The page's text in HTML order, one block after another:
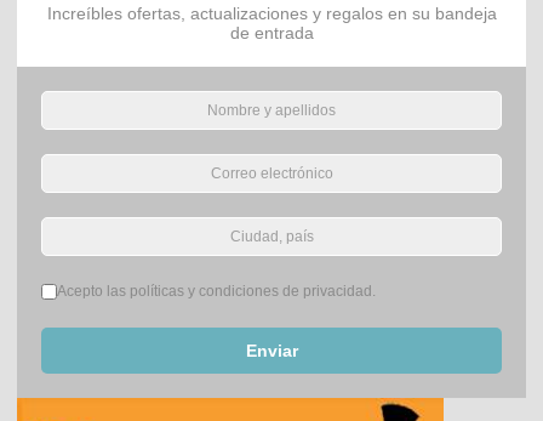
Increíbles ofertas, actualizaciones y regalos en su bandeja
de entrada
Términos del servicio*
Acepto las políticas y condiciones de privacidad.
Enviar